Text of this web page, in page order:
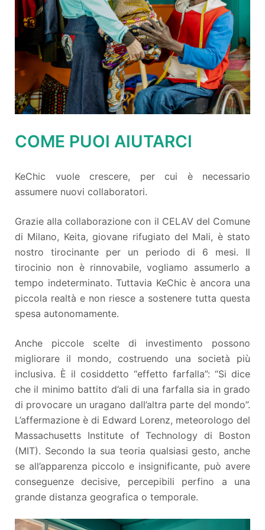
COME PUOI AIUTARCI
KeChic vuole crescere, per cui è necessario
assumere nuovi collaboratori.
Grazie alla collaborazione con il CELAV del Comune
di Milano, Keita, giovane rifugiato del Mali, è stato
nostro tirocinante per un periodo di 6 mesi. Il
tirocinio non è rinnovabile, vogliamo assumerlo a
tempo indeterminato. Tuttavia KeChic è ancora una
piccola realtà e non riesce a sostenere tutta questa
spesa autonomamente.
Anche piccole scelte di investimento possono
migliorare il mondo, costruendo una società più
inclusiva. È il cosiddetto “effetto farfalla”: “Si dice
che il minimo battito d’ali di una farfalla sia in grado
di provocare un uragano dall’altra parte del mondo”.
L’affermazione è di Edward Lorenz, meteorologo del
Massachusetts Institute of Technology di Boston
(MIT). Secondo la sua teoria qualsiasi gesto, anche
se all’apparenza piccolo e insignificante, può avere
conseguenze decisive, percepibili perfino a una
grande distanza geografica o temporale.